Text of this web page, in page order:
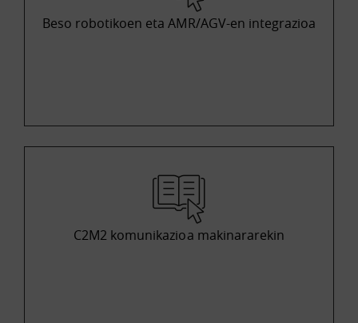
Beso robotikoen eta AMR/AGV-en integrazioa
C2M2 komunikazioa makinararekin